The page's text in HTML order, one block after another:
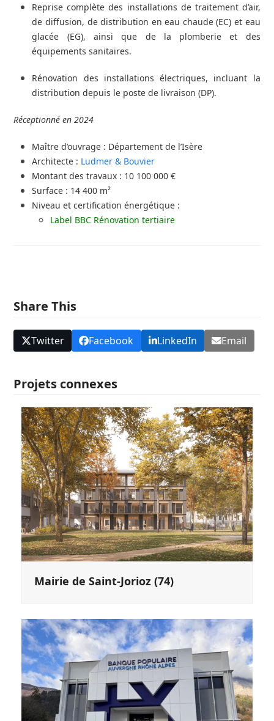
Reprise complète des installations de traitement d’air,
de diffusion, de distribution en eau chaude (EC) et eau
glacée (EG), ainsi que de la plomberie et des
équipements sanitaires.
Rénovation des installations électriques, incluant la
distribution depuis le poste de livraison (DP).
Réceptionné en 2024
Maître d’ouvrage : Département de l’Isère
Architecte : Ludmer & Bouvier
Montant des travaux : 10 100 000 €
Surface : 14 400 m²
Niveau et certification énergétique :
Label BBC Rénovation tertiaire
Share This
Twitter Facebook LinkedIn Email
Projets connexes
Mairie de Saint-Jorioz (74)